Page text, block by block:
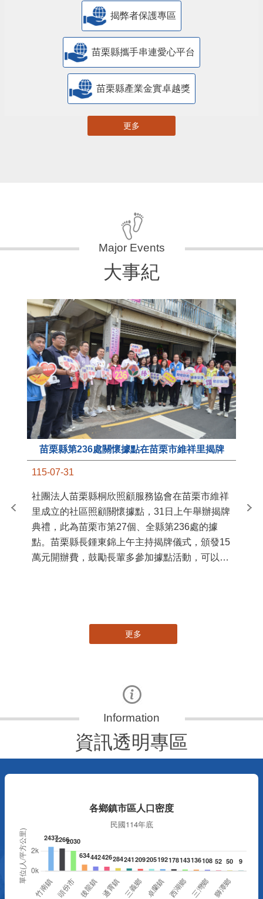
揭弊者保護專區
苗栗縣攜手串連愛心平台
苗栗縣產業金實卓越獎
更多
大事紀
苗栗縣第236處關懷據點在苗栗市維祥里揭牌
115-07-31
社團法人苗栗縣桐欣照顧服務協會在苗栗市維祥
里成立的社區照顧關懷據點，31日上午舉辦揭牌
典禮，此為苗栗市第27個、全縣第236處的據
點。苗栗縣長鍾東錦上午主持揭牌儀式，頒發15
萬元開辦費，鼓勵長輩多參加據點活動，可以更
苗
更多
資訊透明專區